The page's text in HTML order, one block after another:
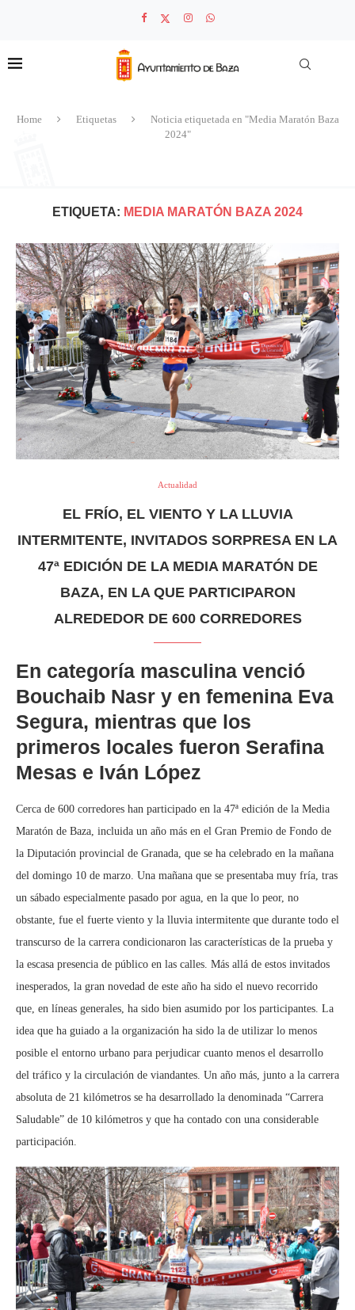
Home Etiquetas
Noticia etiquetada en "Media Maratón Baza
2024"
ETIQUETA: MEDIA MARATÓN BAZA 2024
Actualidad
EL FRÍO, EL VIENTO Y LA LLUVIA
INTERMITENTE, INVITADOS SORPRESA EN LA
47ª EDICIÓN DE LA MEDIA MARATÓN DE
BAZA, EN LA QUE PARTICIPARON
ALREDEDOR DE 600 CORREDORES
En categoría masculina venció
Bouchaib Nasr y en femenina Eva
Segura, mientras que los
primeros locales fueron Serafina
Mesas e Iván López
Cerca de 600 corredores han participado en la 47ª edición de la Media
Maratón de Baza, incluida un año más en el Gran Premio de Fondo de
la Diputación provincial de Granada, que se ha celebrado en la mañana
del domingo 10 de marzo. Una mañana que se presentaba muy fría, tras
un sábado especialmente pasado por agua, en la que lo peor, no
obstante, fue el fuerte viento y la lluvia intermitente que durante todo el
transcurso de la carrera condicionaron las características de la prueba y
la escasa presencia de público en las calles. Más allá de estos invitados
inesperados, la gran novedad de este año ha sido el nuevo recorrido
que, en líneas generales, ha sido bien asumido por los participantes. La
idea que ha guiado a la organización ha sido la de utilizar lo menos
posible el entorno urbano para perjudicar cuanto menos el desarrollo
del tráfico y la circulación de viandantes. Un año más, junto a la carrera
absoluta de 21 kilómetros se ha desarrollado la denominada “Carrera
Saludable” de 10 kilómetros y que ha contado con una considerable
participación.